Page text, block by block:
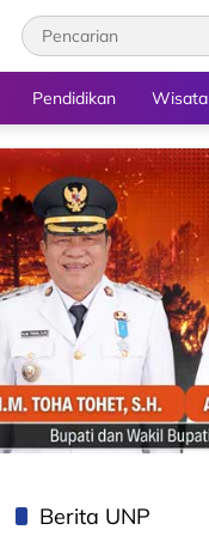
Pendidikan Wisata
Berita UNP